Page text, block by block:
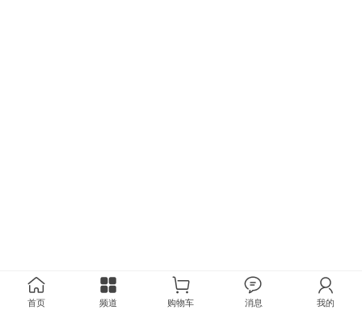
首页 频道 购物车 消息 我的